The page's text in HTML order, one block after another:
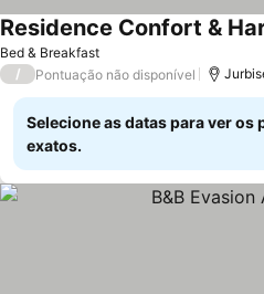
Bed & Breakfast
Residence Confort &
/ Pontuação não disponível
Selecione as datas para ver os
exatos.